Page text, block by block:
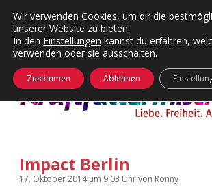
Kategorien
Menü
24 Hours Chilling
Die Wende
KFMW-Disco
KFMW-Disco
Dates
öffnen
Impact Berlin
17. Oktober 2014um 9:03 Uhrvon Ronny
Wir verwenden Cookies, um dir die
unserer Website zu bieten.
In den Einstellungen kannst du erfahren,
verwenden oder sie ausschalten.
Zustimmen Ablehnen